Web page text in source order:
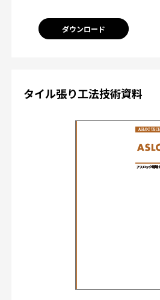
ダウンロード
タイル張り工法技術資料